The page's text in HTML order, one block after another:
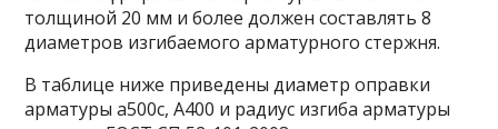
толщиной 20 мм и более должен составлять 8
диаметров изгибаемого арматурного стержня.
В таблице ниже приведены диаметр оправки
арматуры а500с, А400 и радиус изгиба арматуры